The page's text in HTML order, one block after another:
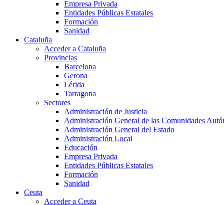
Empresa Privada
Entidades Públicas Estatales
Formación
Sanidad
Cataluña
Acceder a Cataluña
Provincias
Barcelona
Gerona
Lérida
Tarragona
Sectores
Administración de Justicia
Administración General de las Comunidades
Administración General del Estado
Administración Local
Educación
Empresa Privada
Entidades Públicas Estatales
Formación
Sanidad
Ceuta
Acceder a Ceuta